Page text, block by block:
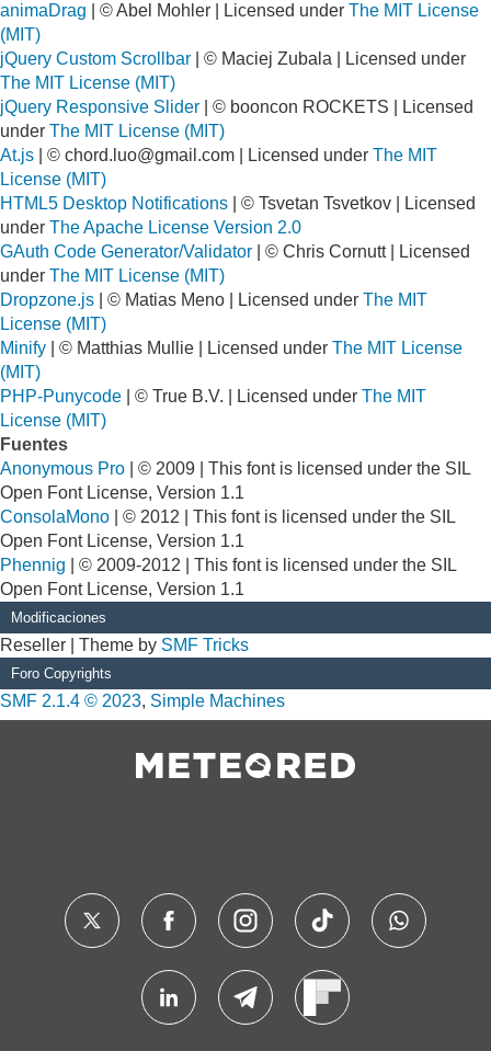
animaDrag | © Abel Mohler | Licensed under The MIT License
(MIT)
jQuery Custom Scrollbar | © Maciej Zubala | Licensed under
The MIT License (MIT)
jQuery Responsive Slider | © booncon ROCKETS | Licensed
under The MIT License (MIT)
At.js | © chord.luo@gmail.com | Licensed under The MIT
License (MIT)
HTML5 Desktop Notifications | © Tsvetan Tsvetkov | Licensed
under The Apache License Version 2.0
GAuth Code Generator/Validator | © Chris Cornutt | Licensed
under The MIT License (MIT)
Dropzone.js | © Matias Meno | Licensed under The MIT
License (MIT)
Minify | © Matthias Mullie | Licensed under The MIT License
(MIT)
PHP-Punycode | © True B.V. | Licensed under The MIT
License (MIT)
Fuentes
Anonymous Pro | © 2009 | This font is licensed under the SIL
Open Font License, Version 1.1
ConsolaMono | © 2012 | This font is licensed under the SIL
Open Font License, Version 1.1
Phennig | © 2009-2012 | This font is licensed under the SIL
Open Font License, Version 1.1
Modificaciones
Reseller | Theme by SMF Tricks
Foro Copyrights
SMF 2.1.4 © 2023, Simple Machines